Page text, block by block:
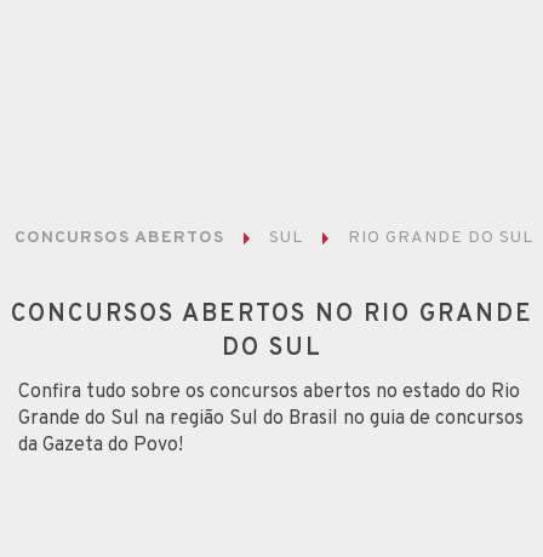
CONCURSOS ABERTOS SUL RIO GRANDE DO SUL
CONCURSOS ABERTOS NO RIO GRANDE
DO SUL
Confira tudo sobre os concursos abertos no estado do Rio
Grande do Sul na região Sul do Brasil no guia de concursos
da Gazeta do Povo!